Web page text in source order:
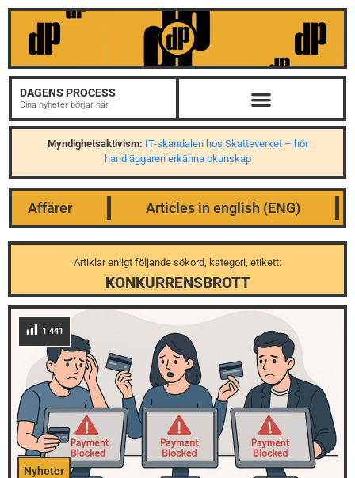
DAGENS PROCESS
Dina nyheter börjar här
Myndighetsaktivism: IT-skandalen hos Skatteverket – hör
handläggaren erkänna okunskap
Affärer Articles in english (ENG)
Artiklar enligt följande sökord, kategori, etikett:
KONKURRENSBROTT
1 441
Nyheter